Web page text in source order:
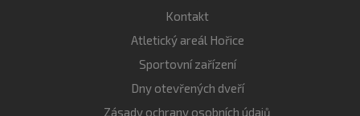
Kontakt
Atletický areál Hořice
Sportovní zařízení
Dny otevřených dveří
Zásady ochrany osobních údajů